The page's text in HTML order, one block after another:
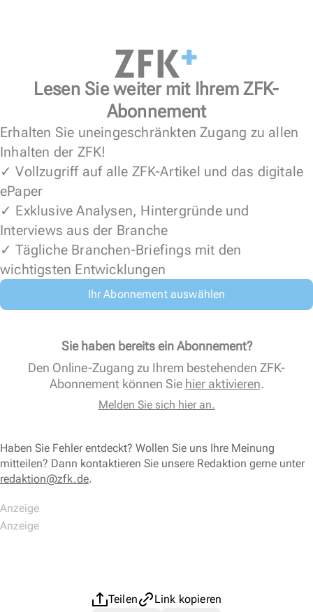
Lesen Sie weiter mit Ihrem ZFK-
Abonnement
Erhalten Sie uneingeschränkten Zugang zu allen
Inhalten der ZFK!
✓ Vollzugriff auf alle ZFK-Artikel und das digitale
ePaper
✓ Exklusive Analysen, Hintergründe und
Interviews aus der Branche
✓ Tägliche Branchen-Briefings mit den
wichtigsten Entwicklungen
Ihr Abonnement auswählen
Sie haben bereits ein Abonnement?
Den Online-Zugang zu Ihrem bestehenden ZFK-
Abonnement können Sie hier aktivieren.
Melden Sie sich hier an.
Haben Sie Fehler entdeckt? Wollen Sie uns Ihre Meinung
mitteilen? Dann kontaktieren Sie unsere Redaktion gerne unter
redaktion@zfk.de.
Teilen
Link kopieren